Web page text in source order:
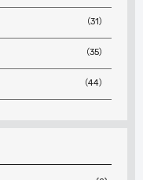
（31）
（35）
（44）